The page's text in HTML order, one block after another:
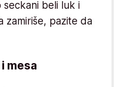
seckani beli luk i
pazite da
mesa